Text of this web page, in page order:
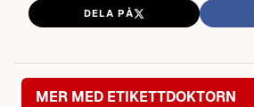
DELA PÅ
MER MED ETIKETTDOKTORN